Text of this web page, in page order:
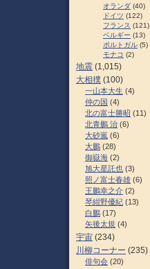
オランダ (40)
ドイツ (122)
フランス (121)
ベルギー (13)
ポルトガル (5)
モナコ (2)
地震 (1,015)
大相撲 (100)
一山本大生 (4)
仲の国 (4)
北の富士勝昭 (11)
北青鵬 治 (6)
大砂嵐 (6)
大鵬 (28)
御嶽海 (2)
旭大星託也 (3)
照ノ富士春雄 (6)
王鵬幸之介 (2)
琴紺野優紀 (13)
白鵬 (17)
矢後太規 (4)
宇宙 (234)
川柳コーナー (235)
俳句会 (20)